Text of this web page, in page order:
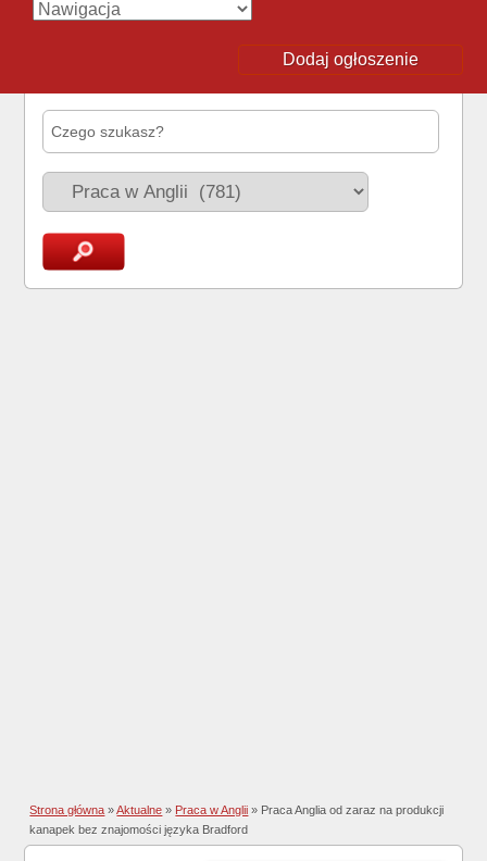
Dodaj ogłoszenie
Strona główna »Aktualne » Praca w Anglii » Praca Anglia od zaraz na produkcji
kanapek bez znajomości języka Bradford